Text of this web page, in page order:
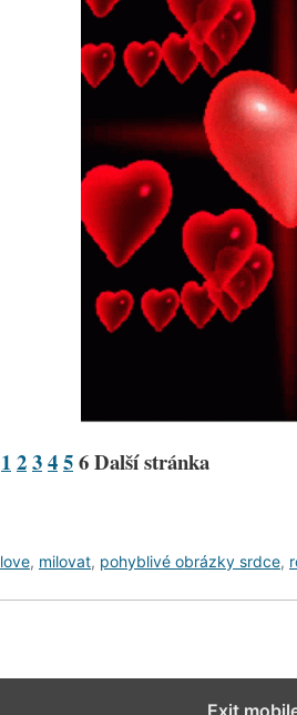
123456Další stránka
love, milovat, pohyblivé obrázky srdce,